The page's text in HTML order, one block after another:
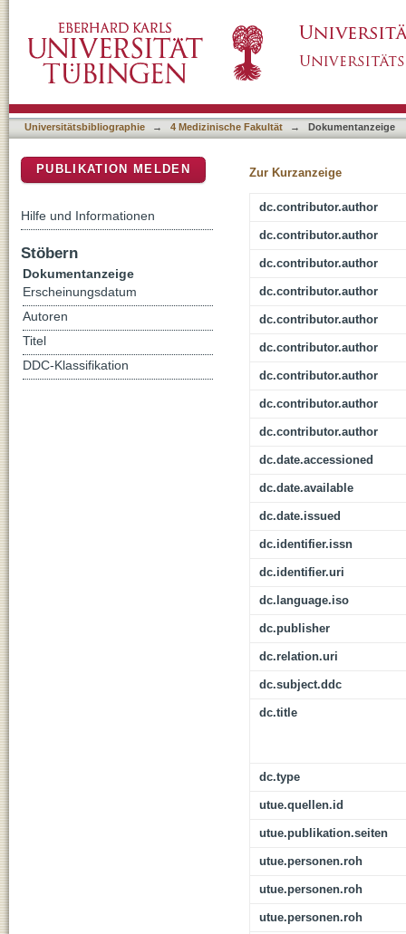
expandable transcatheter aortic valve
Universitätsbibliographie → 4 Medizinische Fakultät → Dokumentanzeige
Zur Kurzanzeige
dc.contributor.author
dc.contributor.author
dc.contributor.author
dc.contributor.author
dc.contributor.author
dc.contributor.author
dc.contributor.author
dc.contributor.author
dc.contributor.author
dc.date.accessioned
dc.date.available
dc.date.issued
dc.identifier.issn
dc.identifier.uri
dc.language.iso
dc.publisher
dc.relation.uri
dc.subject.ddc
dc.title
dc.type
utue.quellen.id
utue.publikation.seiten
utue.personen.roh
utue.personen.roh
utue.personen.roh
PUBLIKATION MELDEN
Hilfe und Informationen
Stöbern
Dokumentanzeige
Erscheinungsdatum
Autoren
Titel
DDC-Klassifikation